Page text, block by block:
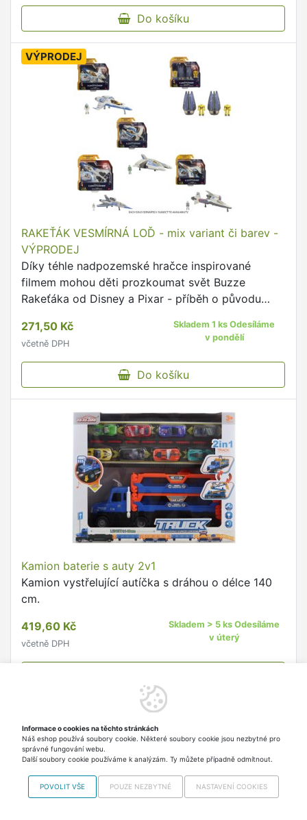
Do košíku
VÝPRODEJ
RAKEŤÁK VESMÍRNÁ LOĎ - mix variant či barev -
VÝPRODEJ
Díky téhle nadpozemské hračce inspirované
filmem mohou děti prozkoumat svět Buzze
Rakeťáka od Disney a Pixar - příběh o původu
hračku vesmírného rangera.
271,50 Kč
včetně DPH
Skladem 1 ks Odesíláme
v pondělí
Do košíku
Kamion baterie s auty 2v1
Kamion vystřelující autíčka s dráhou o délce 140
cm.
419,60 Kč
včetně DPH
Skladem > 5 ks Odesíláme
v úterý
Zobrazit
další
Nahoru
Informace o cookies na těchto stránkách
Náš eshop používá soubory cookie. Některé soubory cookie jsou nezbytné pro
správné fungování webu.
Další soubory cookie používáme k analýzám. Ty můžete případně odmítnout.
POVOLIT VŠE POUZE NEZBYTNÉ NASTAVENÍ COOKIES